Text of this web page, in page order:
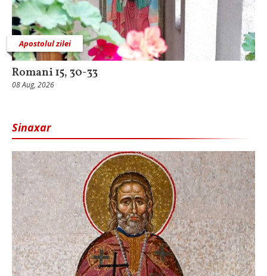
Apostolul zilei
Romani 15, 30-33
08 Aug, 2026
Sinaxar